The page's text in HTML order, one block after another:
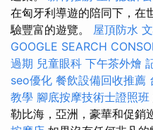
在匈牙利導遊的陪同下，在
驗豐富的遊覽。 屋頂防水
GOOGLE SEARCH
過期 兒童眼科 下午茶外燴
seo優化 餐飲設備回收推薦
教學 腳底按摩技術士證照班
勒比海，亞洲，豪華和促銷